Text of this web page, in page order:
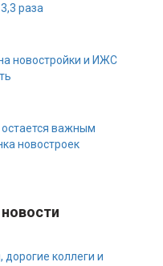
раза
новостройки и ИЖС
остается важным
новостроек
коллеги и